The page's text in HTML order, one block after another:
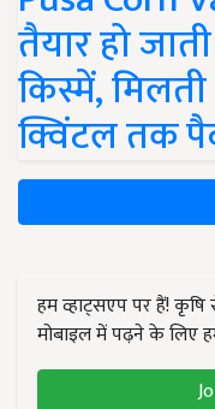
तैयार हो
किस्में, मिलती
क्विंटल तक
हम व्हाट्सएप पर हैं!
मोबाइल में पढ़ने के लिए